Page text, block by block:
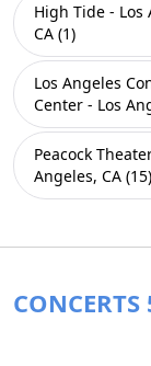
High Tide - Los
CA (1)
Los Angeles
Center - Los
Peacock
Angeles, CA (15)
CONCERTS